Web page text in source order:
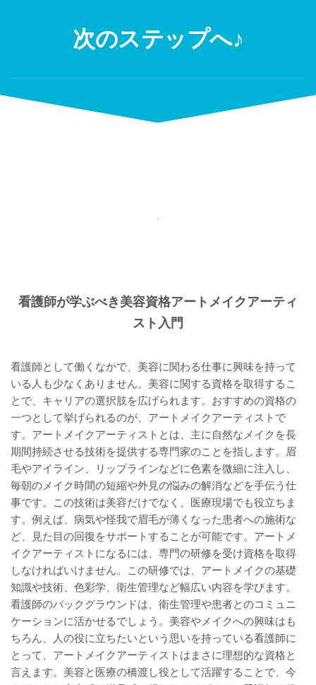
次のステップへ♪
看護師が学ぶべき美容資格アートメイクアーティ
スト入門
看護師として働くなかで、美容に関わる仕事に興味を持って
いる人も少なくありません。美容に関する資格を取得するこ
とで、キャリアの選択肢を広げられます。おすすめの資格の
一つとして挙げられるのが、アートメイクアーティストで
す。アートメイクアーティストとは、主に自然なメイクを長
期間持続させる技術を提供する専門家のことを指します。眉
毛やアイライン、リップラインなどに色素を微細に注入し、
毎朝のメイク時間の短縮や外見の悩みの解消などを手伝う仕
事です。この技術は美容だけでなく、医療現場でも役立ちま
す。例えば、病気や怪我で眉毛が薄くなった患者への施術な
ど、見た目の回復をサポートすることが可能です。アートメ
イクアーティストになるには、専門の研修を受け資格を取得
しなければいけません。この研修では、アートメイクの基礎
知識や技術、色彩学、衛生管理など幅広い内容を学びます。
看護師のバックグラウンドは、衛生管理や患者とのコミュニ
ケーションに活かせるでしょう。美容やメイクへの興味はも
ちろん、人の役に立ちたいという思いを持っている看護師に
とって、アートメイクアーティストはまさに理想的な資格と
言えます。美容と医療の橋渡し役として活躍することで、今